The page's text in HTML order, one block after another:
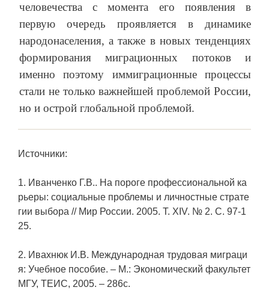
человечества с момента его появления в
первую очередь проявляется в динамике
народонаселения, а также в новых тенденциях
формирования миграционных потоков и
именно поэтому иммиграционные процессы
стали не только важнейшей проблемой России,
но и острой глобальной проблемой.
Источники:
1. Иванченко Г.В.. На пороге профессиональной ка
рьеры: социальные проблемы и личностные страте
гии выбора // Мир России. 2005. Т. XIV. № 2. С. 97-1
25.
2. Ивахнюк И.В. Международная трудовая миграци
я: Учебное пособие. – М.: Экономический факультет
МГУ, ТЕИС, 2005. – 286с.